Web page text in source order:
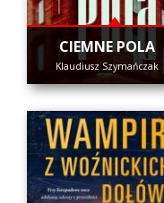
CIEMNE POLA
Klaudiusz Szymańczak